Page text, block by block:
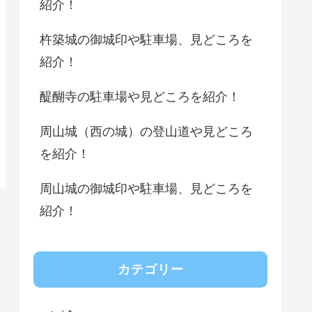
紹介！
杵築城の御城印や駐車場、見どころを
紹介！
醍醐寺の駐車場や見どころを紹介！
周山城（西の城）の登山道や見どころ
を紹介！
周山城の御城印や駐車場、見どころを
紹介！
カテゴリー